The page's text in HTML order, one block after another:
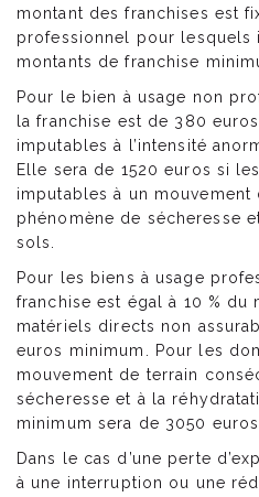
montant des franchises est
professionnel pour lesquels
montants de franchise
Pour le bien à usage non
la franchise est de 380
imputables à l’intensité
Elle sera de 1520 euros si
imputables à un
phénomène de sécheresse
sols.
Pour les biens à usage
franchise est égal à 10 % du
matériels directs non
euros minimum. Pour les
mouvement de terrain
sécheresse et à la
minimum sera de 3050 euros.
Dans le cas d’une perte
à une interruption ou une